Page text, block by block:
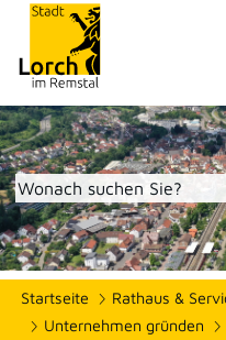
Startseite Rathaus &
Unternehmen gründen